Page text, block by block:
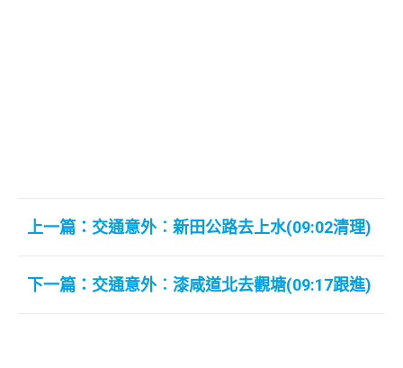
上一篇：交通意外︰新田公路去上水(09:02清理)
下一篇：交通意外︰漆咸道北去觀塘(09:17跟進)